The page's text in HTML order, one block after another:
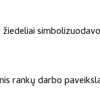
rankų darbo